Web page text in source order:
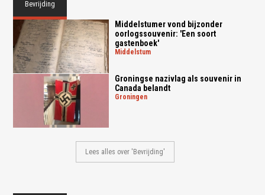
Bevrijding
Middelstumer vond bijzonder
oorlogssouvenir: 'Een soort
gastenboek'
middelstum
Groningse nazivlag als souvenir in
Canada belandt
groningen
Lees alles over 'Bevrijding'